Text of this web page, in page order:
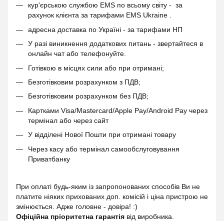
кур'єрською службою EMS по всьому світу - за
рахунок клієнта за тарифами EMS Ukraine .
адресна доставка по Україні - за тарифами НП
У разі виникнення додаткових питань - звертайтеся в
онлайн чат або телефонуйте.
Готівкою в місцях сили або при отримані;
Безготівковим розрахунком з ПДВ;
Безготівковим розрахунком без ПДВ;
Картками Visa/Mastercard/Apple Pay/Android Pay через
термінал або через сайт
У відділені Нової Пошти при отримані товару
Через касу або термінал самообслуговування
Приватбанку
При оплаті будь-яким із запропонованих способів Ви не
платите ніяких прихованих доп. комісій і ціна пристрою не
змінюється. Адже головне - довіра! :)
Офіційна пріоритетна гарантія від виробника.